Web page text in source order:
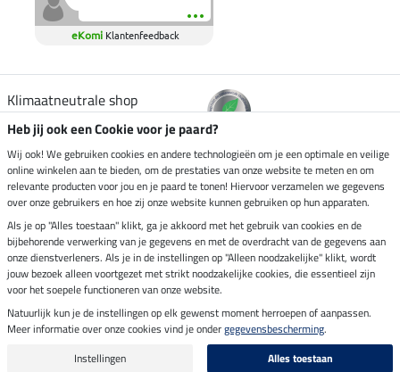
eKomi Klantenfeedback
Klimaatneutrale shop
Verzending per
Veilig betalen met
Impressum
Laatste update op 08.08.2026 om 14:33 uur
Alle prijzen in euro's, incl. BTW, excl. verzendkosten.
Heb jij ook een Cookie voor je paard?
Wij ook! We gebruiken cookies en andere technologieën om je een optimale en veilige
online winkelen aan te bieden, om de prestaties van onze website te meten en om
relevante producten voor jou en je paard te tonen! Hiervoor verzamelen we gegevens
over onze gebruikers en hoe zij onze website kunnen gebruiken op hun apparaten.
Als je op "Alles toestaan" klikt, ga je akkoord met het gebruik van cookies en de
bijbehorende verwerking van je gegevens en met de overdracht van de gegevens aan
onze dienstverleners. Als je in de instellingen op "Alleen noodzakelijke" klikt, wordt
jouw bezoek alleen voortgezet met strikt noodzakelijke cookies, die essentieel zijn
voor het soepele functioneren van onze website.
Natuurlijk kun je de instellingen op elk gewenst moment herroepen of aanpassen.
Meer informatie over onze cookies vind je ondergegevensbescherming.
Instellingen
Alles toestaan